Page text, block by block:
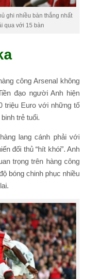
ghi nhiều bàn thắng nhất
qua với 15 bàn
công Arsenal không
đạo người Anh hiện
triệu Euro với những tố
trẻ tuổi.
lang cánh phải với
đối thủ “hít khói”. Anh
trọng trên hàng công
bóng chinh phục nhiều